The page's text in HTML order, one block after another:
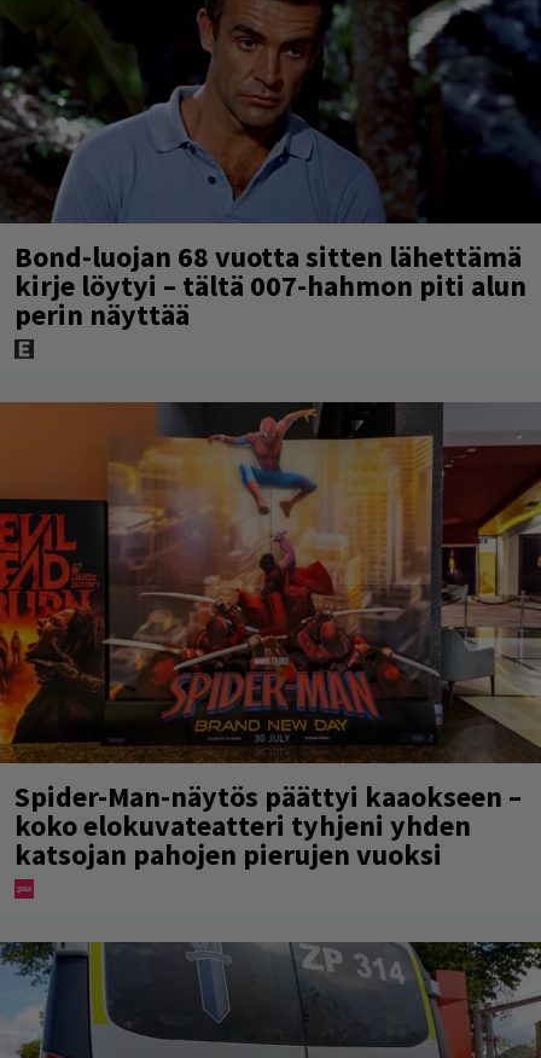
Bond-luojan 68 vuotta sitten lähettämä
kirje löytyi – tältä 007-hahmon piti alun
perin näyttää
Spider-Man-näytös päättyi kaaokseen –
koko elokuvateatteri tyhjeni yhden
katsojan pahojen pierujen vuoksi